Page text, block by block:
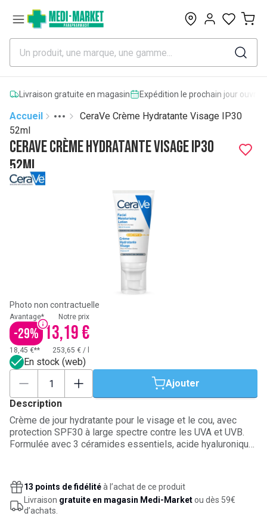
0
Livraison gratuite en magasin Expédition le prochain jour
Accueil
More
Toggle menu
CeraVe Crème Hydratante Visage IP30
52ml
CeraVe Crème Hydratante Visage IP30
52ml
Photo non contractuelle
Avantage*
-29%
Notre prix
13,19 €
18,45 €** 253,65 € /
En stock (web)
Ajouter
Description
Crème de jour hydratante pour le visage et le cou, avec
protection SPF30 à large spectre contre les UVA et UVB.
Formulée avec 3 céramides essentiels, acide hyaluronique,
MVE diffuse les actifs progressivement pendant 24
heures. Texture légère, non grasse, qui s’étale facilement et
convient aux peaux normales à sèches, y compris très
13 points de fidélitéà l’achat de ce produit
Livraison gratuite en magasin Medi-Marketou dès 59€
d’achats.